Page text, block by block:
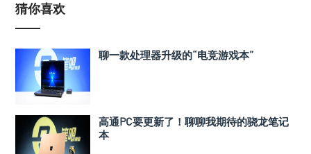
猜你喜欢
聊一款处理器升级的“电竞游戏本”
高通PC要更新了！聊聊我期待的骁龙笔记
本